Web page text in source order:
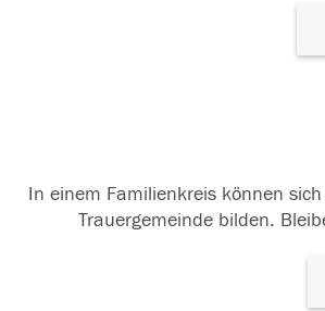
In einem Familienkreis können
Trauergemeinde bilden.